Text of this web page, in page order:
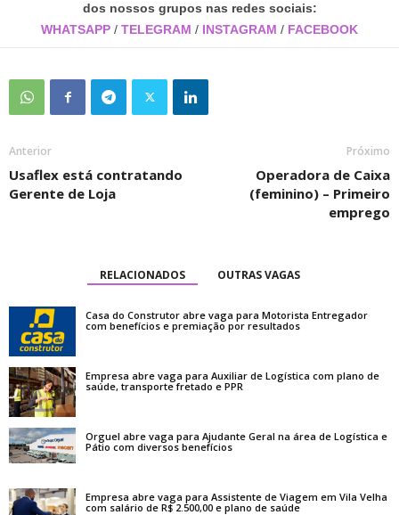
dos nossos grupos nas redes sociais:
WHATSAPP / TELEGRAM / INSTAGRAM / FACEBOOK
Anterior
Usaflex está contratando
Gerente de Loja
Próximo
Operadora de Caixa
(feminino) – Primeiro
emprego
RELACIONADOS OUTRAS VAGAS
Casa do Construtor abre vaga para Motorista Entregador
com benefícios e premiação por resultados
Empresa abre vaga para Auxiliar de Logística com plano de
saúde, transporte fretado e PPR
Orguel abre vaga para Ajudante Geral na área de Logística e
Pátio com diversos benefícios
Empresa abre vaga para Assistente de Viagem em Vila Velha
com salário de R$ 2.500,00 e plano de saúde